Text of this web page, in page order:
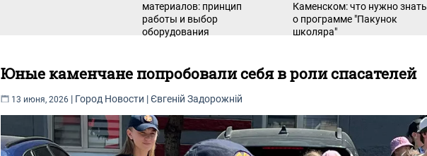
материалов: принцип
работы и выбор
оборудования
Каменском: что нужно знать
о программе "Пакунок
школяра"
Юные каменчане попробовали себя в роли спасателей
13 июня, 2026 | Город Новости |Євгеній Задорожній